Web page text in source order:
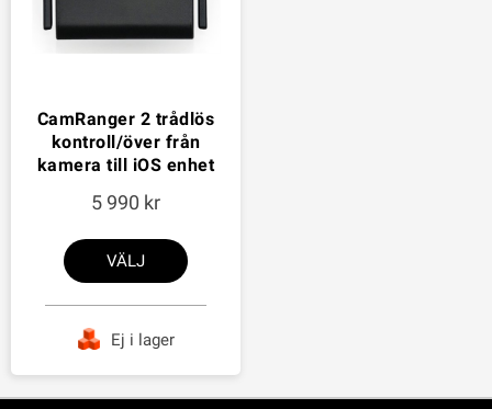
CamRanger 2 trådlös
kontroll/över från
kamera till iOS enhet
5 990
VÄLJ
Ej i lager